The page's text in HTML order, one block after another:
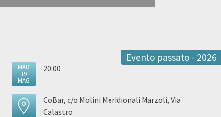
Evento passato - 2026
MAR
19
MAG
20:00
CoBar, c/o Molini Meridionali Marzoli, Via
Calastro